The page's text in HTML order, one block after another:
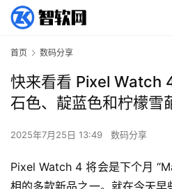
首页 数码分享
快来看看 Pixel Watch
石色、靛蓝色和柠檬雪
2025年7月25日 13:49 数码分享
Pixel Watch 4 将会是下个月